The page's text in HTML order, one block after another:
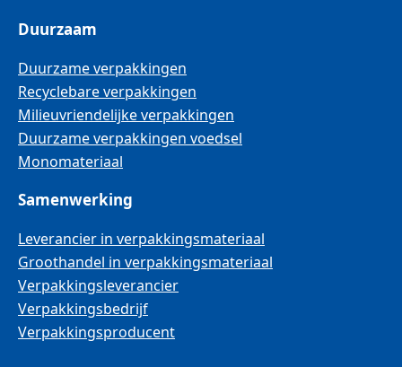
Duurzaam
Duurzame verpakkingen
Recyclebare verpakkingen
Milieuvriendelijke verpakkingen
Duurzame verpakkingen voedsel
Monomateriaal
Samenwerking
Leverancier in verpakkingsmateriaal
Groothandel in verpakkingsmateriaal
Verpakkingsleverancier
Verpakkingsbedrijf
Verpakkingsproducent